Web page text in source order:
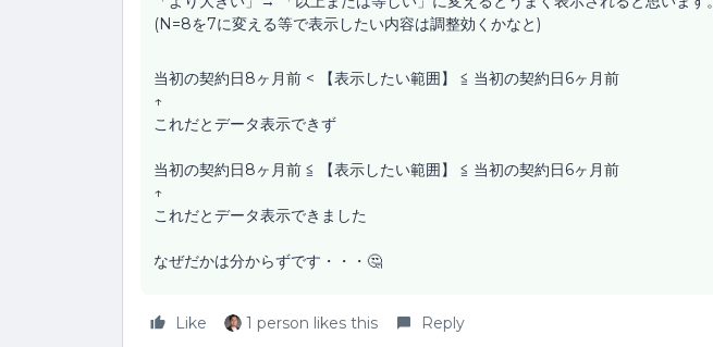
(N=8を7に変える等で表示したい内容は調整効くかなと)
当初の契約日8ヶ月前 < 【表示したい範囲】 ≦ 当初の契約日6ヶ月前
↑
これだとデータ表示できず
当初の契約日8ヶ月前 ≦ 【表示したい範囲】 ≦ 当初の契約日6ヶ月前
↑
これだとデータ表示できました
なぜだかは分からずです・・・🤔
Like 1 person likes this Reply